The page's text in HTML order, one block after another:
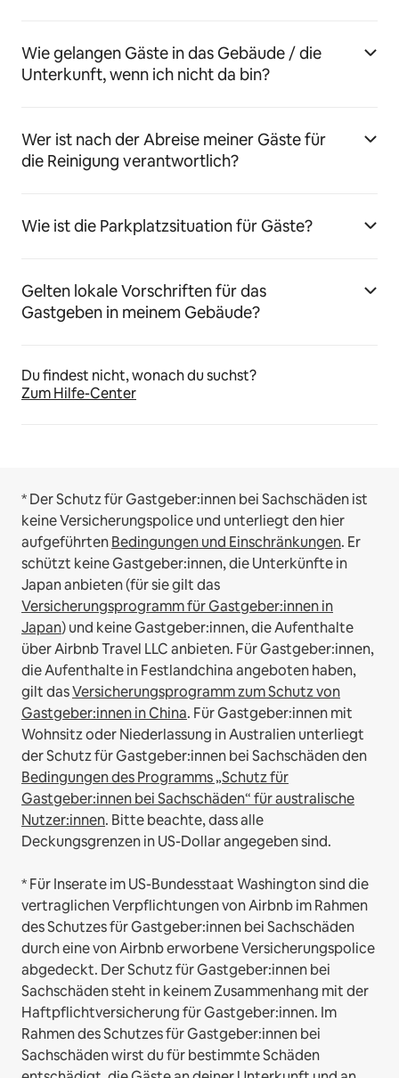
Wie gelangen Gäste in das Gebäude / die
Unterkunft, wenn ich nicht da bin?
Wer ist nach der Abreise meiner Gäste für
die Reinigung verantwortlich?
Wie ist die Parkplatzsituation für Gäste?
Gelten lokale Vorschriften für das
Gastgeben in meinem Gebäude?
Du findest nicht, wonach du suchst?
Zum Hilfe-Center
* Der Schutz für Gastgeber:innen bei Sachschäden ist
keine Versicherungspolice und unterliegt den hier
aufgeführtenBedingungen und Einschränkungen. Er
schützt keine Gastgeber:innen, die Unterkünfte in
Japan anbieten (für sie gilt das
Versicherungsprogramm für Gastgeber:innen in
Japan) und keine Gastgeber:innen, die Aufenthalte
über Airbnb Travel LLC anbieten. Für Gastgeber:innen,
die Aufenthalte in Festlandchina angeboten haben,
gilt dasVersicherungsprogramm zum Schutz von
Gastgeber:innen in China. Für Gastgeber:innen mit
Wohnsitz oder Niederlassung in Australien unterliegt
der Schutz für Gastgeber:innen bei Sachschäden den
Bedingungen des Programms „Schutz für
Gastgeber:innen bei Sachschäden“ für australische
Nutzer:innen. Bitte beachte, dass alle
Deckungsgrenzen in US-Dollar angegeben sind.
* Für Inserate im US-Bundesstaat Washington sind die
vertraglichen Verpflichtungen von Airbnb im Rahmen
des Schutzes für Gastgeber:innen bei Sachschäden
durch eine von Airbnb erworbene Versicherungspolice
abgedeckt. Der Schutz für Gastgeber:innen bei
Sachschäden steht in keinem Zusammenhang mit der
Haftpflichtversicherung für Gastgeber:innen. Im
Rahmen des Schutzes für Gastgeber:innen bei
Sachschäden wirst du für bestimmte Schäden